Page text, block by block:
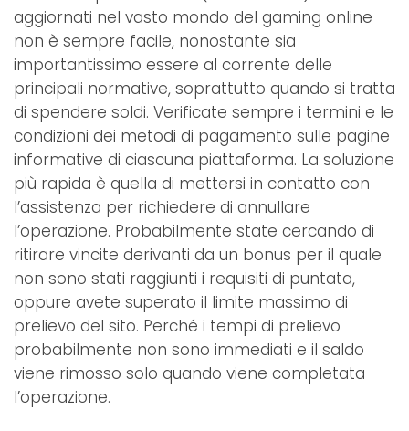
aggiornati nel vasto mondo del gaming online
non è sempre facile, nonostante sia
importantissimo essere al corrente delle
principali normative, soprattutto quando si tratta
di spendere soldi. Verificate sempre i termini e le
condizioni dei metodi di pagamento sulle pagine
informative di ciascuna piattaforma. La soluzione
più rapida è quella di mettersi in contatto con
l’assistenza per richiedere di annullare
l’operazione. Probabilmente state cercando di
ritirare vincite derivanti da un bonus per il quale
non sono stati raggiunti i requisiti di puntata,
oppure avete superato il limite massimo di
prelievo del sito. Perché i tempi di prelievo
probabilmente non sono immediati e il saldo
viene rimosso solo quando viene completata
l’operazione.